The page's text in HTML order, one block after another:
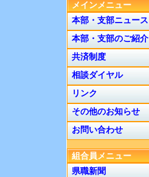
メインメニュー
本部・支部ニュース
本部・支部のご紹介
共済制度
相談ダイヤル
リンク
その他のお知らせ
お問い合わせ
組合員メニュー
県職新聞